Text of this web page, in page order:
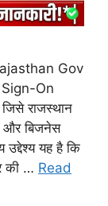
Gov
Sign-On
राजस्थान
और बिजनेस
उद्देश्य यह है कि
की … Read